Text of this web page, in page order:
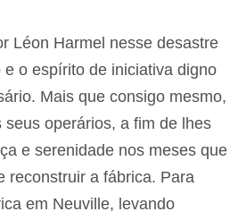
Léon Harmel nesse desastre
o espírito de iniciativa digno
Mais que consigo mesmo,
seus operários, a fim de lhes
e serenidade nos meses que
reconstruir a fábrica. Para
em Neuville, levando